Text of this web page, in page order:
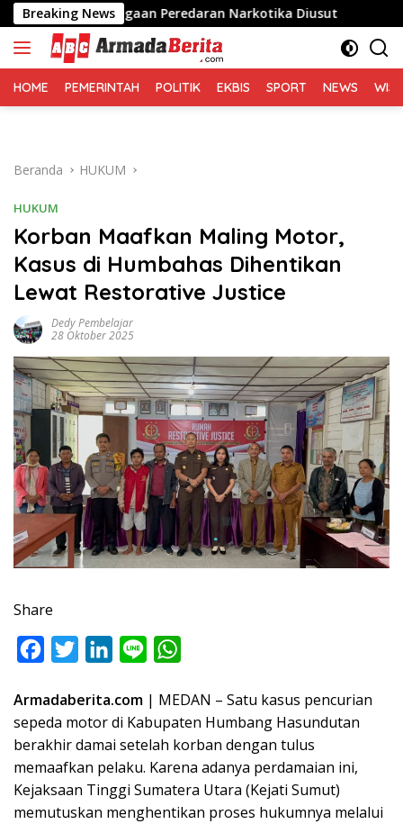
Langsung
ke
konten
Breaking News
Dugaan Peredaran Narkotika Diusut Sofyan Tan:
HOME PEMERINTAH POLITIK EKBIS SPORT NEWS
Beranda HUKUM
HUKUM
Korban Maafkan Maling Motor,
Kasus di Humbahas Dihentikan
Lewat Restorative Justice
Dedy Pembelajar
28 Oktober 2025
Share
c
e
o
o
i
t
e
r
n
k
e
d
I
e
a
t
A
p
Armadaberita.com | MEDAN – Satu kasus pencurian
sepeda motor di Kabupaten Humbang Hasundutan
berakhir damai setelah korban dengan tulus
memaafkan pelaku. Karena adanya perdamaian ini,
Kejaksaan Tinggi Sumatera Utara (Kejati Sumut)
memutuskan menghentikan proses hukumnya melalui